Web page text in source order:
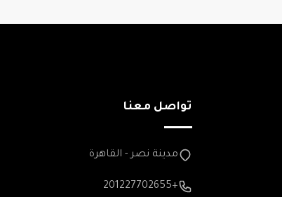
تواصل معنا
مدينة نصر - القاهرة
+201227702655